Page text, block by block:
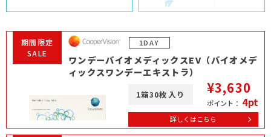
1DAY
期間限定
SALE
ワンデーバイオメディックスEV（バイオメデ
ィックスワンデーエキストラ）
1箱30枚入り ¥3,630
ポイント： 4pt
詳しくはこちら